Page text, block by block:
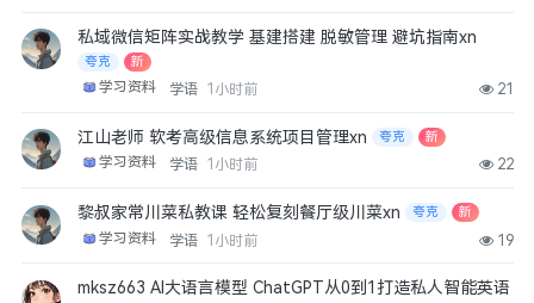
私域微信矩阵实战教学 基建搭建 脱敏管理 避坑指南xn
夸克 新
学习资料 学语 1小时前 21
江山老师 软考高级信息系统项目管理xn 夸克 新
学习资料 学语 1小时前 22
黎叔家常川菜私教课 轻松复刻餐厅级川菜xn 夸克 新
学习资料 学语 1小时前 19
mksz663 AI大语言模型 ChatGPT从0到1打造私人智能英语